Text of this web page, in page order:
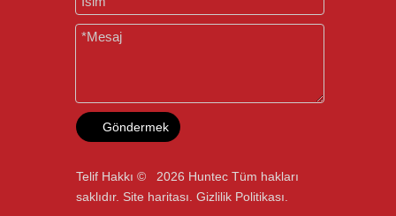
Göndermek
Telif Hakkı © 2026 Huntec Tüm hakları
saklıdır. Site haritası Gizlilik Politikası